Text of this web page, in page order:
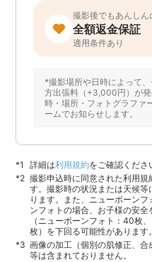
撮影後でもあんしん
全額返金保証
適用条件あり
*撮影場所や日時によって
方出張料（+3,000円）が
時・場所・フォトグラファ
ームでお知らせします。
詳細は利用規約をご確認くださ
撮影申込時に同意された利用規
す。撮影時の状況または天候
ります。また、ニューボーン
ンフォトの場合、お子様の安
（ニューボーンフォト：40枚
枚）を下回る可能性があります。
画像の加工（個別の肌修正、
等は含まれておりません。